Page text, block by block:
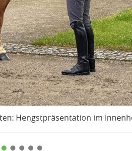
Hengstpräsentation im